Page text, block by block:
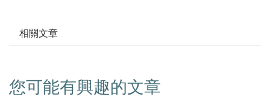
相關文章
您可能有興趣的文章